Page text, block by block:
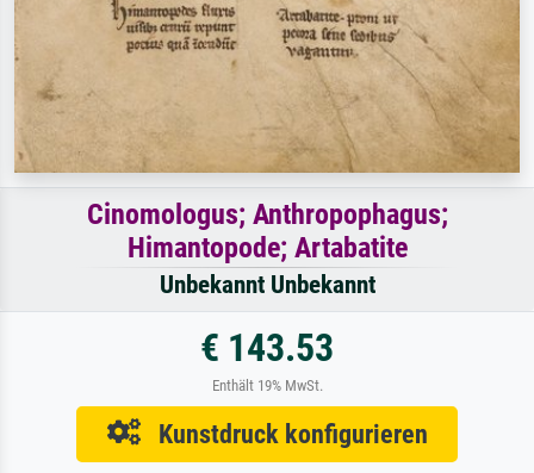
Cinomologus; Anthropophagus;
Himantopode; Artabatite
Unbekannt Unbekannt
€ 143.53
Enthält 19% MwSt.
Kunstdruck konfigurieren